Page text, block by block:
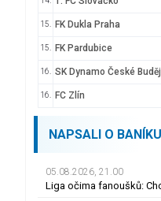
15. FK Dukla Praha
15. FK Pardubice
16. SK Dynamo České
16. FC Zlín
NAPSALI O BANÍKU
05.08.2026, 21.00